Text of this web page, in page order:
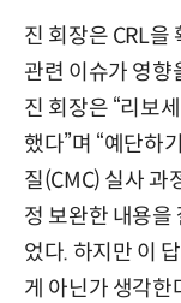
진 회장은 CRL을
관련 이슈가 영향
진 회장은 “리보
했다”며 “예단하
질(CMC) 실사 과
정 보완한 내용을
었다. 하지만 이
게 아닌가 생각한